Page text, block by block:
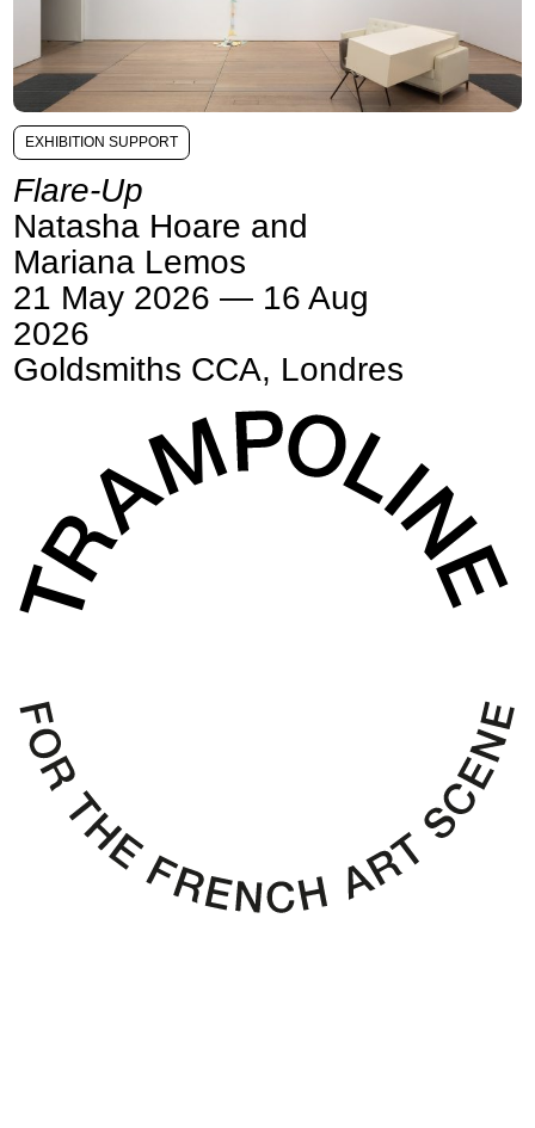
EXHIBITION SUPPORT
Flare-Up
Natasha Hoare and
Mariana Lemos
21 May 2026 — 16 Aug
2026
Goldsmiths CCA, Londres